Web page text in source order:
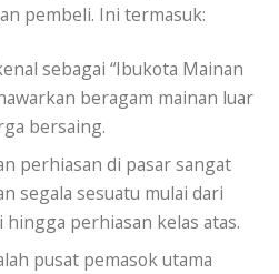
pembeli. Ini termasuk:
sebagai “Ibukota Mainan
beragam mainan luar
bersaing.
perhiasan di pasar sangat
segala sesuatu mulai dari
perhiasan kelas atas.
pusat pemasok utama